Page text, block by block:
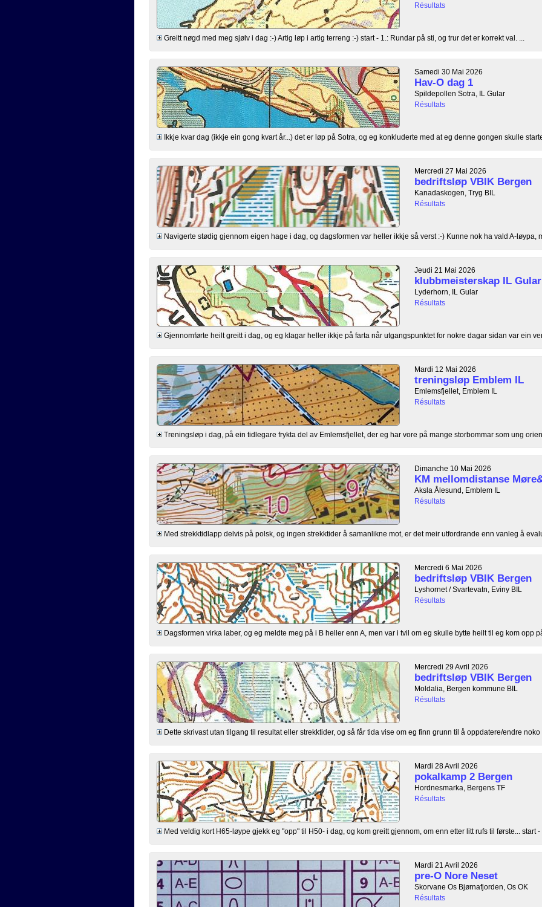
Résultats
Greitt nøgd med meg sjølv i dag :-) Artig løp i artig terreng :-) start - 1.: Rundar på sti, og trur det er korrekt val. ...
Samedi 30 Mai 2026
Hav-O dag 1
Spildepollen Sotra, IL Gular
Résultats
Ikkje kvar dag (ikkje ein gong kvart år...) det er løp på Sotra, og eg konkluderte med at eg denne gongen skulle
Mercredi 27 Mai 2026
bedriftsløp VBIK Bergen
Kanadaskogen, Tryg BIL
Résultats
Navigerte stødig gjennom eigen hage i dag, og dagsformen var heller ikkje så verst :-) Kunne nok ha vald A-løypa,
Jeudi 21 Mai 2026
klubbmeisterskap IL Gular
Lyderhorn, IL Gular
Résultats
Gjennomførte heilt greitt i dag, og eg klagar heller ikkje på farta når utgangspunktet for nokre dagar sidan var ein
Mardi 12 Mai 2026
treningsløp Emblem IL
Emlemsfjellet, Emblem IL
Résultats
Treningsløp i dag, på ein tidlegare frykta del av Emlemsfjellet, der eg har vore på mange storbommar som ung
Dimanche 10 Mai 2026
KM mellomdistanse
Aksla Ålesund, Emblem IL
Résultats
Med strekktidlapp delvis på polsk, og ingen strekktider å samanlikne mot, er det meir utfordrande enn vanleg å
Mercredi 6 Mai 2026
bedriftsløp VBIK Bergen
Lyshornet / Svartevatn, Eviny BIL
Résultats
Dagsformen virka laber, og eg meldte meg på i B heller enn A, men var i tvil om eg skulle bytte heilt til eg kom opp på
Mercredi 29 Avril 2026
bedriftsløp VBIK Bergen
Moldalia, Bergen kommune BIL
Résultats
Dette skrivast utan tilgang til resultat eller strekktider, og så får tida vise om eg finn grunn til å oppdatere/endre noko
Mardi 28 Avril 2026
pokalkamp 2 Bergen
Hordnesmarka, Bergens TF
Résultats
Med veldig kort H65-løype gjekk eg "opp" til H50- i dag, og kom greitt gjennom, om enn etter litt rufs til første... start -
Mardi 21 Avril 2026
pre-O Nore Neset
Skorvane Os Bjørnafjorden, Os OK
Résultats